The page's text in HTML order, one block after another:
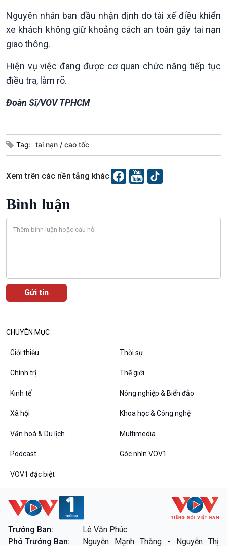
Chuyên gia của bạn
Xã hội chuyển động
Bước chân đến trường
Văn hoá & Du lịch
Chát với người nổi tiếng
Video
Infographic
Podcast
Dòng chảy sự kiện
Diễn đàn chủ nhật
Thanh âm ký sự
Chân dung cuộc sống
Các chương trình đặc biệt
Nguyên nhân ban đầu nhận định do tài xế điều khiển
xe khách không giữ khoảng cách an toàn gây tai nạn
giao thông.
Hiện vụ việc đang được cơ quan chức năng tiếp tục
điều tra, làm rõ.
Đoàn Sĩ/VOV TPHCM
Tag: tai nạn cao tốc
Xem trên các nền tảng khác
Bình luận
CHUYÊN MỤC
Giới thiệu Thời sự
Chính trị Thế giới
Kinh tế Nông nghiệp & Biển đảo
Xã hội Khoa học & Công nghệ
Văn hoá & Du lịch Multimedia
Podcast Góc nhìn VOV1
VOV1 đặc biệt
Trưởng Ban:
Lê Văn Phúc.
Phó Trưởng Ban:
Nguyễn Mạnh Thắng - Nguyễn Thị